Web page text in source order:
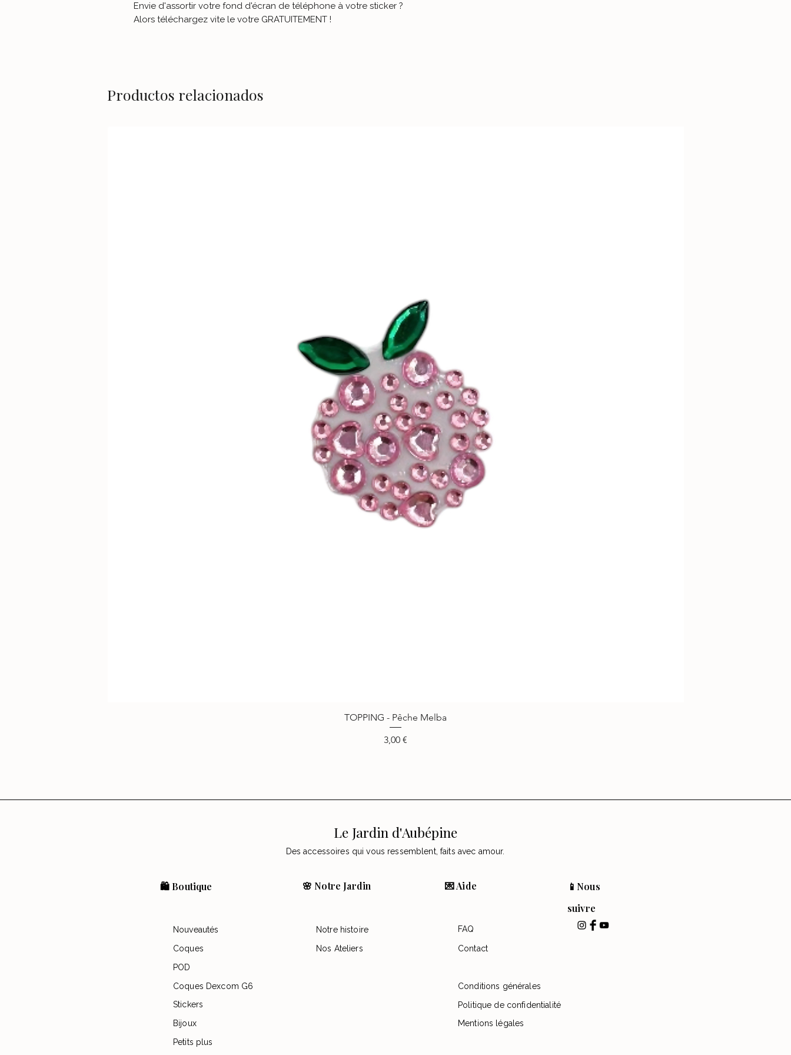
Envie d'assortir votre fond d'écran de téléphone à votre sticker ?
Alors téléchargez vite le votre GRATUITEMENT !
Productos relacionados
Vista rápida
TOPPING - Pêche Melba
Precio
3,00 €
Le Jardin d'Aubépine
Des accessoires qui vous ressemblent, faits avec amour.
🛍️ Boutique 🌸 Notre Jardin 💌 Aide
📱Nous
suivre
Nouveautés
Coques
POD
Coques Dexcom G6
Stickers
Notre histoire
Nos Ateliers
Bijoux
FAQ
Contact
Conditions générales
Politique de confidentialité
Mentions légales
Petits plus